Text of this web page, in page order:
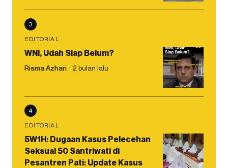
3
EDITORIAL
WNI, Udah Siap Belum?
Risma Azhari 2 bulan lalu
4
EDITORIAL
5W1H: Dugaan Kasus Pelecehan
Seksual 50 Santriwati di
Pesantren Pati: Update Kasus